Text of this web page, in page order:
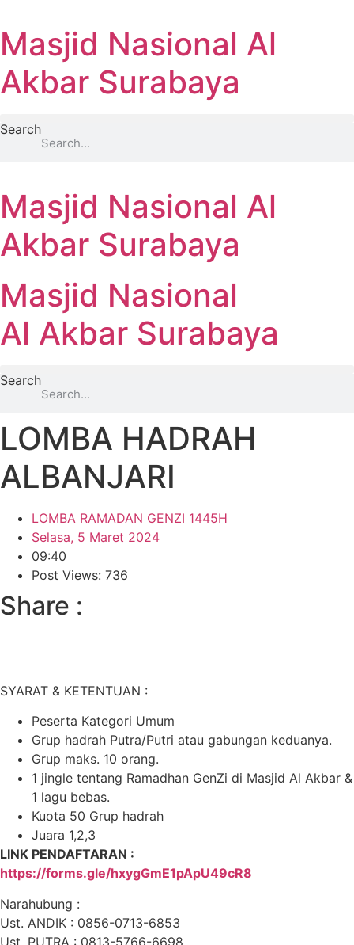
Masjid Nasional Al
Akbar Surabaya
Search
Masjid Nasional Al
Akbar Surabaya
Masjid Nasional
Al Akbar Surabaya
Search
LOMBA HADRAH
ALBANJARI
LOMBA RAMADAN GENZI 1445H
Selasa, 5 Maret 2024
09:40
Post Views: 736
Share :
SYARAT & KETENTUAN :
Peserta Kategori Umum
Grup hadrah Putra/Putri atau gabungan keduanya.
Grup maks. 10 orang.
1 jingle tentang Ramadhan GenZi di Masjid Al Akbar &
1 lagu bebas.
Kuota 50 Grup hadrah
Juara 1,2,3
LINK PENDAFTARAN :
https://forms.gle/hxygGmE1pApU49cR8
Narahubung :
Ust. ANDIK : 0856-0713-6853
Ust. PUTRA : 0813-5766-6698